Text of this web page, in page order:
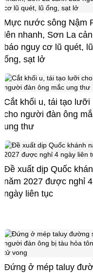
Mực nước sông Nậm
lên nhanh, Sơn La
báo nguy cơ lũ quét, lũ
ống, sạt lở
Cắt khối u, tái tạo lưỡi
cho người đàn ông
ung thư
Đề xuất dịp Quốc
năm 2027 được nghỉ 4
ngày liên tục
Đứng ở mép taluy